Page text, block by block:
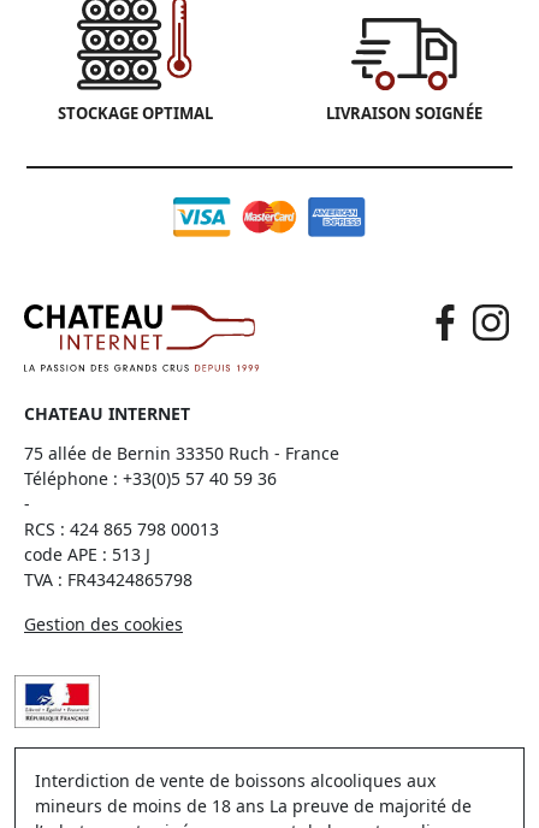
STOCKAGE OPTIMAL LIVRAISON SOIGNÉE
CHATEAU INTERNET
75 allée de Bernin 33350 Ruch - France
Téléphone : +33(0)5 57 40 59 36
-
RCS : 424 865 798 00013
code APE : 513 J
TVA : FR43424865798
Gestion des cookies
Interdiction de vente de boissons alcooliques aux
mineurs de moins de 18 ans La preuve de majorité de